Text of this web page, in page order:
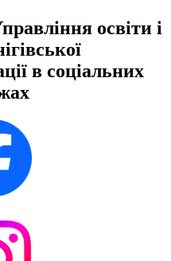
освіти і
в соціальних